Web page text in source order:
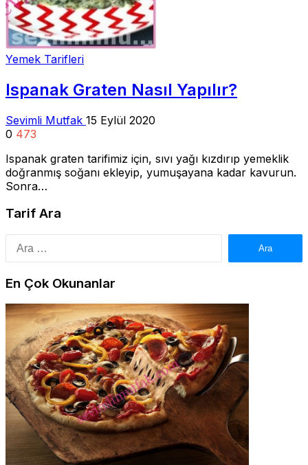
Yemek Tarifleri
Ispanak Graten Nasıl Yapılır?
Sevimli Mutfak 15 Eylül 2020
0 473
Ispanak graten tarifimiz için, sıvı yağı kızdırıp yemeklik
doğranmış soğanı ekleyip, yumuşayana kadar kavurun.
Sonra…
Tarif Ara
En Çok Okunanlar